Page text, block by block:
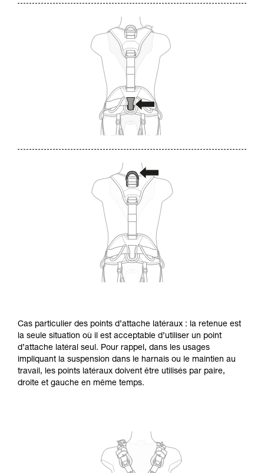
Cas particulier des points d’attache latéraux : la retenue est
la seule situation où il est acceptable d’utiliser un point
d’attache latéral seul. Pour rappel, dans les usages
impliquant la suspension dans le harnais ou le maintien au
travail, les points latéraux doivent être utilisés par paire,
droite et gauche en même temps.